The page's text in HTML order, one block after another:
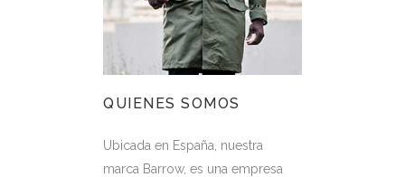
QUIENES SOMOS
Ubicada en España, nuestra
marca Barrow, es una empresa